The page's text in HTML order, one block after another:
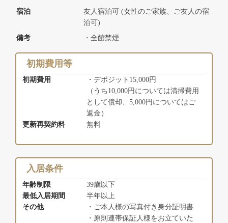
宿泊
友人宿泊可 (女性のご家族、ご友人の宿
泊可)
備考
・全館禁煙
初期費用等
初期費用
・デポジット15,000円
（うち10,000円については清掃費用
として償却、5,000円についてはご
返金）
更新再契約料
無料
入居条件
年齢制限
39歳以下
最低入居期間
半年以上
その他
・ご本人様の写真付き身分証明書
・原則連帯保証人様をお立ていた